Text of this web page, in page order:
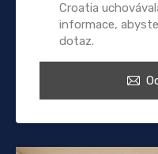
Croatia
informace,
dotaz.